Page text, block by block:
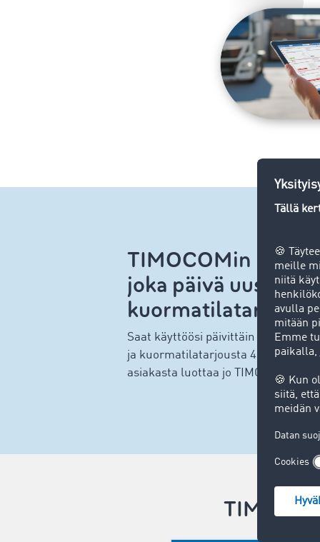
TIMOCOMin
joka päivä uusia
Saat käyttöösi päivittäin jopa 1
ja kuormatilatarjousta 46 maasta
asiakasta luottaa jo TIMOCOMin